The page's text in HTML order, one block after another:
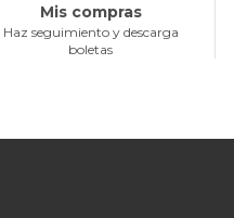
Mis compras
Haz seguimiento y descarga
boletas